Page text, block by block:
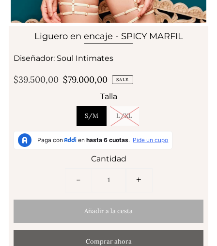
Liguero en encaje - SPICY MARFIL
Diseñador: Soul Intimates
$39.500,00 $79.000,00 SALE
Talla
S/M L/XL
Cantidad
- +
Comprar ahora